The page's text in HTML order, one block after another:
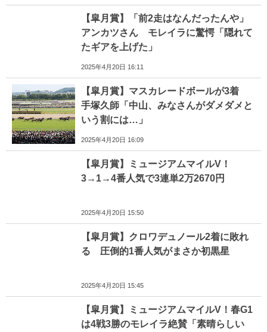
【皐月賞】「前2走はなんだったんや」
アンカツさん モレイラに驚愕「隠れて
たギアを上げた」
2025年4月20日 16:11
【皐月賞】マスカレードボールが3着
手塚久師「中山、みなさんがダメダメと
いう割には…」
2025年4月20日 16:09
【皐月賞】ミュージアムマイルV！
3→1→4番人気で3連単2万2670円
2025年4月20日 15:50
【皐月賞】クロワデュノール2着に敗れ
る 圧倒的1番人気がまさか初黒星
2025年4月20日 15:45
【皐月賞】ミュージアムマイルV！春G1
は4戦3勝のモレイラ絶賛「素晴らしい